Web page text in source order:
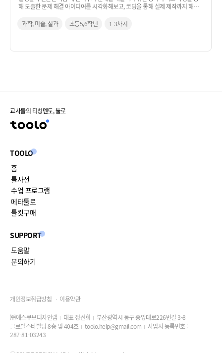
해 도출한 문제 해결 아이디어를 시각화해보고, 코딩을 통해 실제 제작까지 해보
과학, 미술, 실과
초등5,6학년 1-3차시
교사들의 티칭멘토, 툴로
TOOLO
홈
툴사전
수업 프로그램
메타툴로
툴킷구매
SUPPORT
도움말
문의하기
개인정보취급방침 이용약관
㈜에스큐브디자인랩 대표 정선희
부산광역시 동구 중앙대로226번길 3-8
글로벌스타빌딩 8층 및 404호
toolo.help@gmail.com
사업자 등록번호 :
287-81-03243